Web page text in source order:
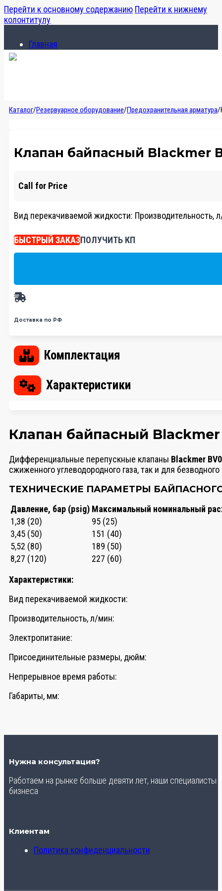
Перейти к основному содержанию Перейти к нижнему
колонтитулу
Главная
Каталог
Каталог/Резервуарное оборудование/Предохранительная арматура/
Клапан байпасный Blackmer
Call for Price
Вид перекачиваемой жидкости: Производительность,
БЫСТРЫЙ ЗАКАЗПОЛУЧИТЬ КП
Доставка по РФ
Комплектация
Характеристики
Клапан байпасный
Дифференциальные перепускные клапаны Blackmer
сжиженного углеводородного газа, так и для
ТЕХНИЧЕСКИЕ ПАРАМЕТРЫ БАЙПАСНОГО
Давление, бар (psig) Максимальный номинальный
1,38 (20)
95 (25)
3,45 (50)
151 (40)
5,52 (80)
189 (50)
8,27 (120)
227 (60)
Характеристики:
Вид перекачиваемой жидкости:
Производительность, л/мин:
Электропитание:
Присоединительные размеры, дюйм:
Непрерывное время работы:
Габариты, мм:
Нужна консультация?
Работаем на рынке больше девяти лет, наши
бизнеса
Клиентам
Политика конфиденциальности